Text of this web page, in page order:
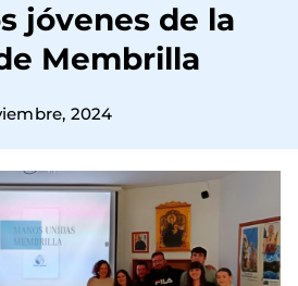
jóvenes de la
Membrilla
2024